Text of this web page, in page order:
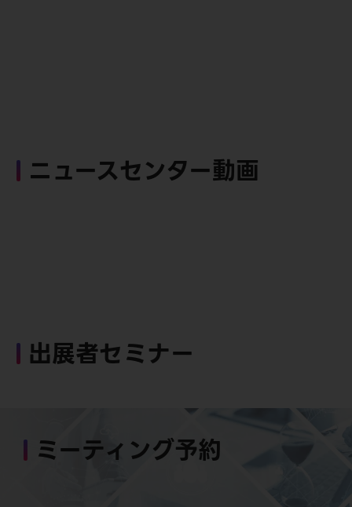
ニュースセンター動画
出展者セミナー
ミーティング予約